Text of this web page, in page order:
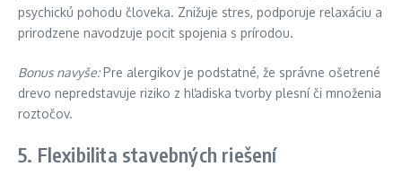
psychickú pohodu človeka. Znižuje stres, podporuje relaxáciu a
prirodzene navodzuje pocit spojenia s prírodou.
Bonus navyše:Pre alergikov je podstatné, že správne ošetrené
drevo nepredstavuje riziko z hľadiska tvorby plesní či množenia
roztočov.
5. Flexibilita stavebných riešení